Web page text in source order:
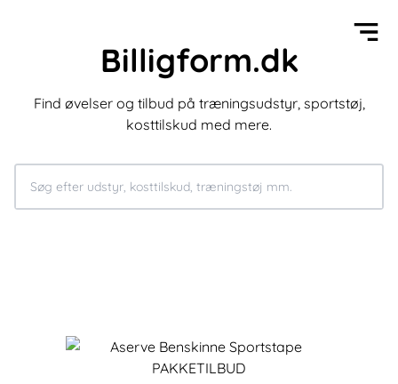
Billigform.dk
Find øvelser og tilbud på træningsudstyr, sportstøj,
kosttilskud med mere.